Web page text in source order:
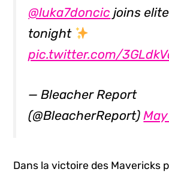
@luka7doncic joins
tonight
pic.twitter.com/
— Bleacher Report
(@BleacherReport)
Dans la victoire des Mavericks